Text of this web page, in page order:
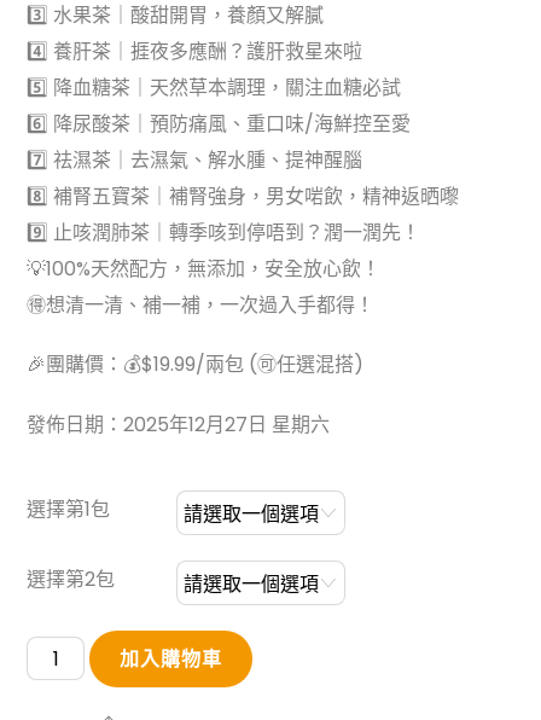
3️⃣ 水果茶｜酸甜開胃，養顏又解膩
4️⃣ 養肝茶｜捱夜多應酬？護肝救星來啦
5️⃣ 降血糖茶｜天然草本調理，關注血糖必試
6️⃣ 降尿酸茶｜預防痛風、重口味/海鮮控至愛
7️⃣ 祛濕茶｜去濕氣、解水腫、提神醒腦
8️⃣ 補腎五寶茶｜補腎強身，男女啱飲，精神返晒嚟
9️⃣ 止咳潤肺茶｜轉季咳到停唔到？潤一潤先！
💡100%天然配方，無添加，安全放心飲！
🉐️想清一清、補一補，一次過入手都得！
🎉團購價：💰$19.99/兩包 (🉑任選混搭)
發佈日期：2025年12月27日 星期六
選擇第1包
選擇第2包
生
加入購物車